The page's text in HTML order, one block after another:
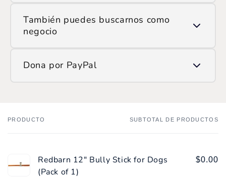
Ingresa el monto que deseas donar y confirma la
transacción.
También puedes buscarnos como
negocio
Si prefieres hacerlo manualmente, encuéntranos en
ATH Móvil como:
Dona por PayPal
Tu
PRODUCTO SUBTOTAL DE PRODUCTOS
Redbarn 12" Bully Stick for Dogs
(Pack of 1)
$0.00